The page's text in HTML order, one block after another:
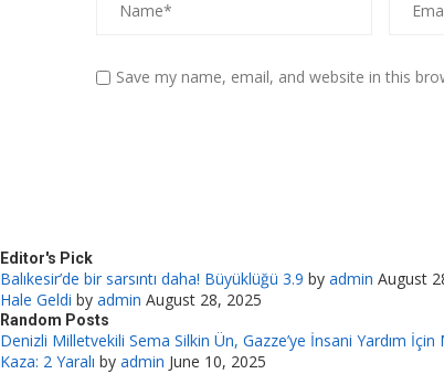
Save my name, email, and website in this
Editor's Pick
Balıkesir’de bir sarsıntı daha! Büyüklüğü 3.9 by admin August
Hale Geldi by admin August 28, 2025
Random Posts
Denizli Milletvekili Sema Silkin Ün, Gazze’ye İnsani Yardım İçin
Kaza: 2 Yaralı by admin June 10, 2025